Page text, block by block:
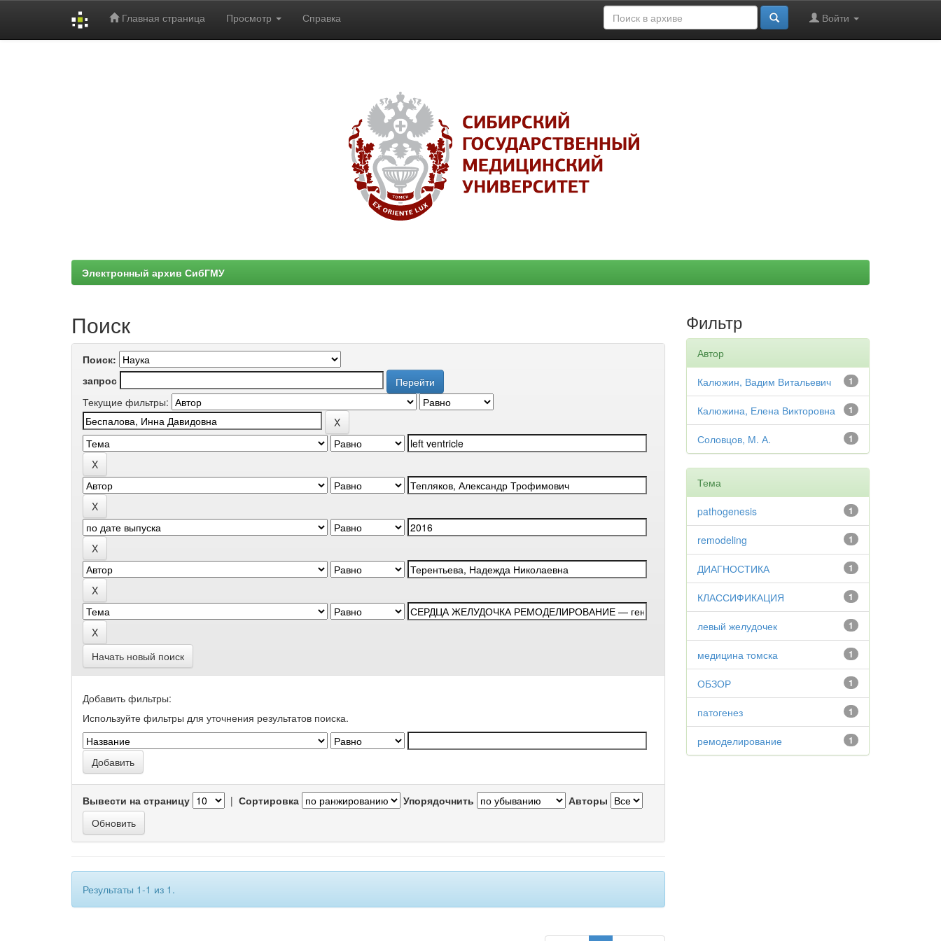
Главная страница Просмотр Справка Войти
Электронный архив СибГМУ
Поиск
Поиск:
запрос
Текущие фильтры:
Начать новый поиск
Добавить фильтры:
Используйте фильтры для уточнения результатов поиска.
Вывести на страницу | Сортировка Упорядочнить Авторы
Результаты 1-1 из 1.
Фильтр
Автор
1
Калюжин, Вадим Витальевич
1
Калюжина, Елена Викторовна
1
Соловцов, М. А.
Тема
1
pathogenesis
1
remodeling
1
ДИАГНОСТИКА
1
КЛАССИФИКАЦИЯ
1
левый желудочек
1
медицина томска
1
ОБЗОР
1
патогенез
1
ремоделирование